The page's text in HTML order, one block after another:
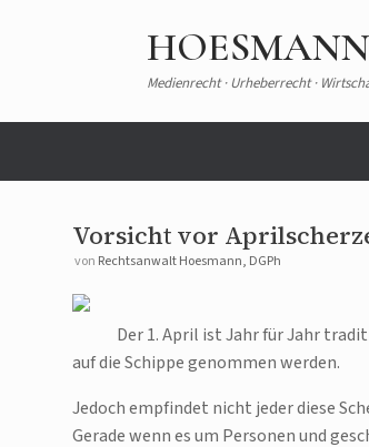
Medienrecht · Urheberrecht ·
Vorsicht vor
von Rechtsanwalt Hoesmann, DGPh
Der 1. April ist Jahr für Jahr
auf die Schippe genommen werden.
Jedoch empfindet nicht jeder diese
Gerade wenn es um Personen und